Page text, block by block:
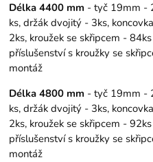
Délka 4400 mm - tyč 19mm -
ks, držák dvojitý - 3ks,
2ks, kroužek se skřipcem -
příslušenství s kroužky se
montáž
Délka 4800 mm - tyč 19mm -
ks, držák dvojitý - 3ks,
2ks, kroužek se skřipcem -
příslušenství s kroužky se
montáž